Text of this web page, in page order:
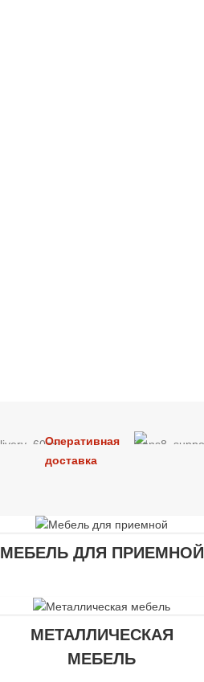
Оперативная
доставка
МЕБЕЛЬ ДЛЯ ПРИЕМНОЙ
МЕТАЛЛИЧЕСКАЯ
МЕБЕЛЬ